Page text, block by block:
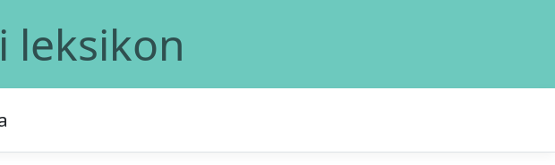
leksikon